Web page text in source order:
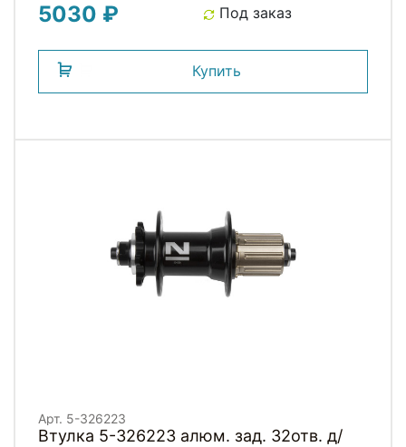
5030 ₽ Под заказ
Купить
Арт. 5-326223
Втулка 5-326223 алюм. зад. 32отв. д/